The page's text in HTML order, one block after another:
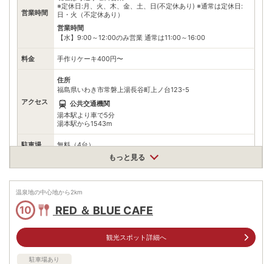
営業時間
※定休日:月、火、木、金、土、日(不定休あり) ※通常は定休日:
日・火（不定休あり）
営業時間
【水】9:00～12:00のみ営業 通常は11:00～16:00
料金 手作りケーキ400円〜
アクセス
住所
福島県いわき市常磐上湯長谷町上ノ台123-5
公共交通機関
湯本駅より車で5分
湯本駅から1543m
駐車場 無料（4台）
電話番号 0246430787
問合せください。
※ 料金情報は税込・税抜表記が混ざっております。正しい金額はご利用前にご
自身でお問合せください。
もっと見る
温泉地の中心地から2km
10 RED ＆ BLUE CAFE
観光スポット詳細へ
駐車場あり